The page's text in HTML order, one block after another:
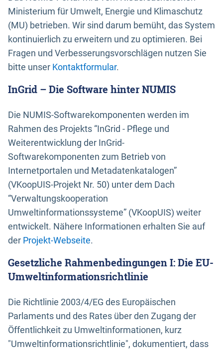
Ministerium für Umwelt, Energie und Klimaschutz
(MU) betrieben. Wir sind darum bemüht, das System
kontinuierlich zu erweitern und zu optimieren. Bei
Fragen und Verbesserungsvorschlägen nutzen Sie
bitte unser Kontaktformular.
InGrid – Die Software hinter NUMIS
Die NUMIS-Softwarekomponenten werden im
Rahmen des Projekts “InGrid - Pflege und
Weiterentwicklung der InGrid-
Softwarekomponenten zum Betrieb von
Internetportalen und Metadatenkatalogen”
(VKoopUIS-Projekt Nr. 50) unter dem Dach
“Verwaltungskooperation
Umweltinformationssysteme” (VKoopUIS) weiter
entwickelt. Nähere Informationen erhalten Sie auf
der Projekt-Webseite.
Gesetzliche Rahmenbedingungen I: Die EU-
Umweltinformationsrichtlinie
Die Richtlinie 2003/4/EG des Europäischen
Parlaments und des Rates über den Zugang der
Öffentlichkeit zu Umweltinformationen, kurz
"Umweltinformationsrichtlinie", dokumentiert, dass